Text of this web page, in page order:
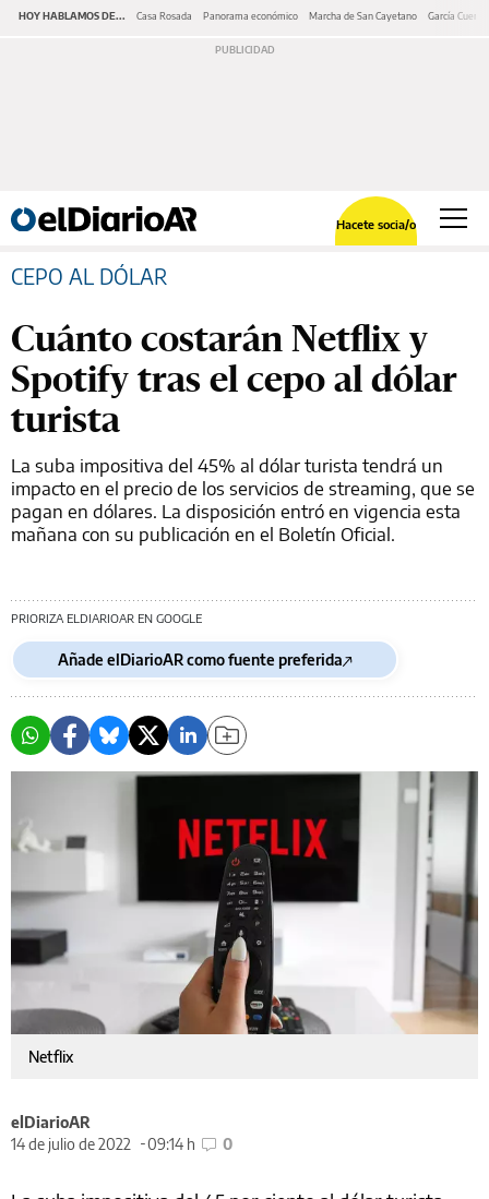
HOY HABLAMOS DE... Casa Rosada Panorama económico Marcha de San Cayetano García Cuerva
Hacete socia/o
CEPO AL DÓLAR
Cuánto costarán Netflix y
Spotify tras el cepo al dólar
turista
La suba impositiva del 45% al dólar turista tendrá un
impacto en el precio de los servicios de streaming, que se
pagan en dólares. La disposición entró en vigencia esta
mañana con su publicación en el Boletín Oficial.
PRIORIZA ELDIARIOAR EN GOOGLE
Añade elDiarioAR como fuente preferida
Netflix
elDiarioAR
14 de julio de 2022
09:14 h 0